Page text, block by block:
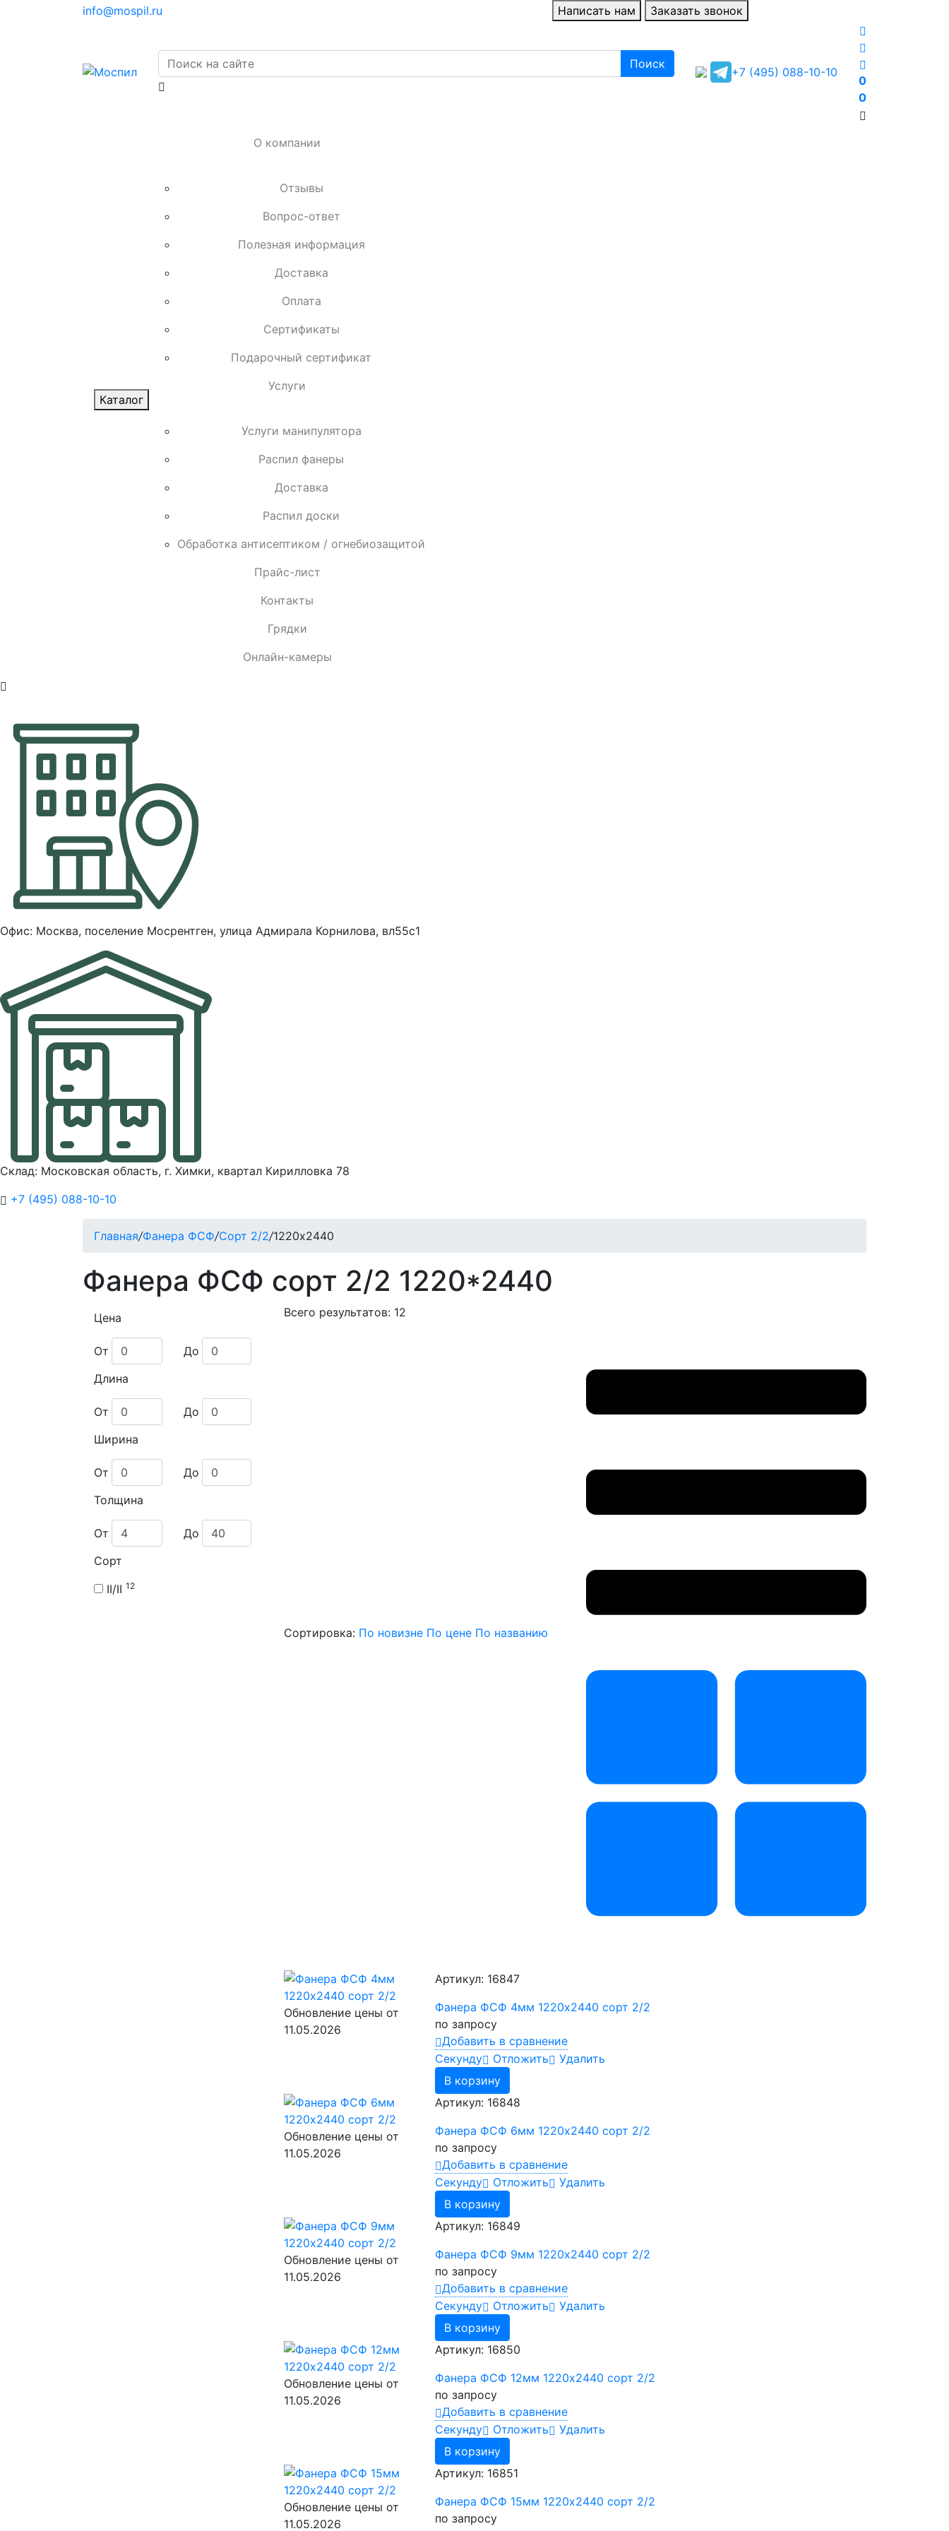
info@mospil.ru Написать нам Заказать звонок
Поиск
+7 (495) 088-10-10
0
0
Каталог
О компании
Отзывы
Вопрос-ответ
Полезная информация
Доставка
Оплата
Сертификаты
Подарочный сертификат
Услуги
Услуги манипулятора
Распил фанеры
Доставка
Распил доски
Обработка антисептиком / огнебиозащитой
Прайс-лист
Контакты
Грядки
Онлайн-камеры
Офис: Москва, поселение Мосрентген, улица Адмирала Корнилова, вл55с1
Склад: Московская область, г. Химки, квартал Кирилловка 78
+7 (495) 088-10-10
Главная/Фанера ФСФ/Сорт 2/2/1220х2440
Фанера ФСФ сорт 2/2 1220*2440
Цена
От
До
Длина
От
До
Ширина
От
До
Толщина
От
До
Сорт
II/II 12
Всего результатов: 12
Сортировка: По новизне По цене По названию
Обновление цены от
11.05.2026
Артикул: 16847
Фанера ФСФ 4мм 1220х2440 сорт 2/2
по запросу
Добавить в сравнение
Cекунду
Отложить
Удалить
В корзину
Обновление цены от
11.05.2026
Артикул: 16848
Фанера ФСФ 6мм 1220х2440 сорт 2/2
по запросу
Добавить в сравнение
Cекунду
Отложить
Удалить
В корзину
Обновление цены от
11.05.2026
Артикул: 16849
Фанера ФСФ 9мм 1220х2440 сорт 2/2
по запросу
Добавить в сравнение
Cекунду
Отложить
Удалить
В корзину
Обновление цены от
11.05.2026
Артикул: 16850
Фанера ФСФ 12мм 1220х2440 сорт 2/2
по запросу
Добавить в сравнение
Cекунду
Отложить
Удалить
В корзину
Обновление цены от
11.05.2026
Артикул: 16851
Фанера ФСФ 15мм 1220х2440 сорт 2/2
по запросу